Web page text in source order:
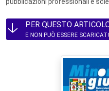
PER QUESTO
E NON PUÒ ESSERE